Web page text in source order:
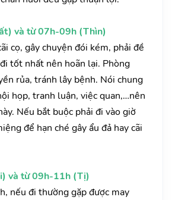
và từ 07h-09h (Thìn)
cọ, gây chuyện đói kém, phải đề
tốt nhất nên hoãn lại. Phòng
rủa, tránh lây bệnh. Nói chung
họp, tranh luận, việc quan,…nên
Nếu bắt buộc phải đi vào giờ
để hạn ché gây ẩu đả hay cãi
và từ 09h-11h (Tị)
nếu đi thường gặp được may